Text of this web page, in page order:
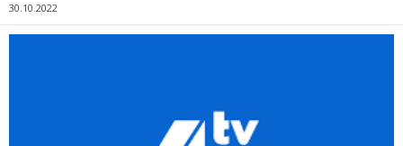
30.10.2022